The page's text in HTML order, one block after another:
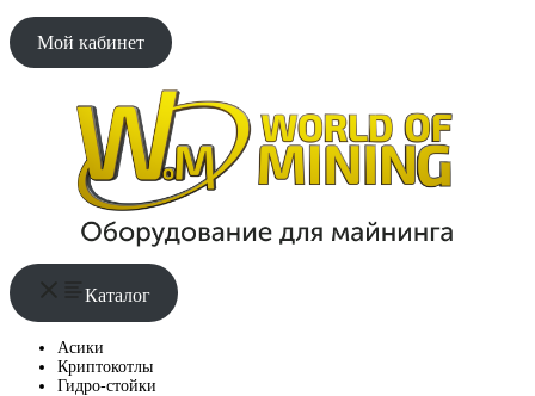
Мой кабинет
Каталог
Асики
Криптокотлы
Гидро-стойки